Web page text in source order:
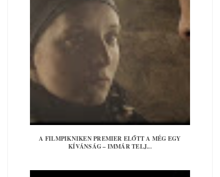
A FILMPIKNIKEN PREMIER ELŐTT A MÉG EGY
KÍVÁNSÁG – IMMÁR TELJ...